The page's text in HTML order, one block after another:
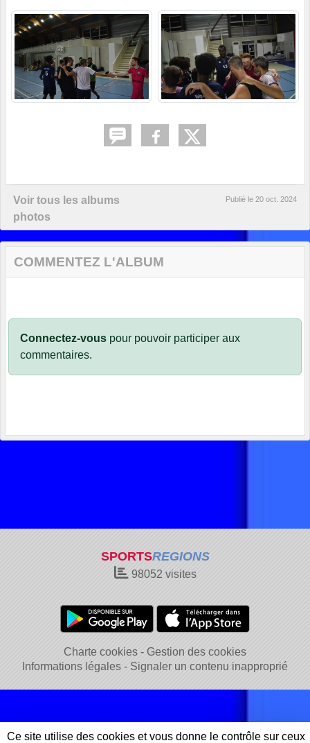
Voir tous les albums
photos
Publié le 20 oct. 2024
COMMENTEZ L'ALBUM
Connectez-vous pour pouvoir participer aux
commentaires.
SPORTSREGIONS
98052 visites
Charte cookies
Gestion des cookies
Informations légales
Signaler un contenu inapproprié
Ce site utilise des cookies et vous donne le contrôle sur ceux